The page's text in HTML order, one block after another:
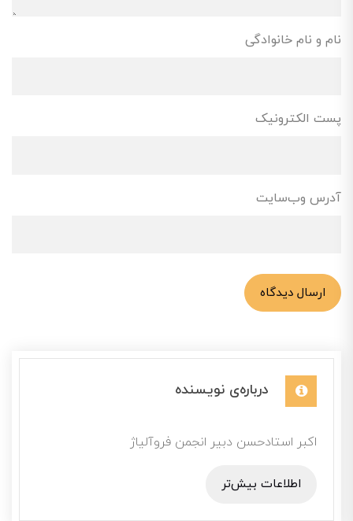
نام و نام خانوادگی
پست الکترونیک
آدرس وب‌سایت
ارسال دیدگاه
درباره‌ی نویسنده
اکبر استادحسن دبیر انجمن فروآلیاژ
اطلاعات بیش‌تر